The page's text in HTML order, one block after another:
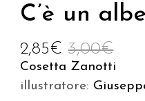
C’è un
3,00€
2,85€
Cosetta Zanotti
illustratore: